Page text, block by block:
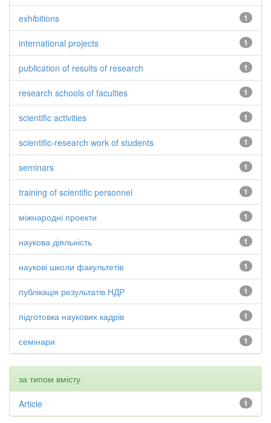
1
exhibitions
1
international projects
1
publication of results of research
1
research schools of faculties
1
scientific activities
1
scientific-research work of students
1
seminars
1
training of scientific personnel
1
міжнародні проекти
1
наукова діяльність
1
наукові школи факультетів
1
публікація результатів НДР
1
підготовка наукових кадрів
1
семінари
за типом вмісту
1
Article